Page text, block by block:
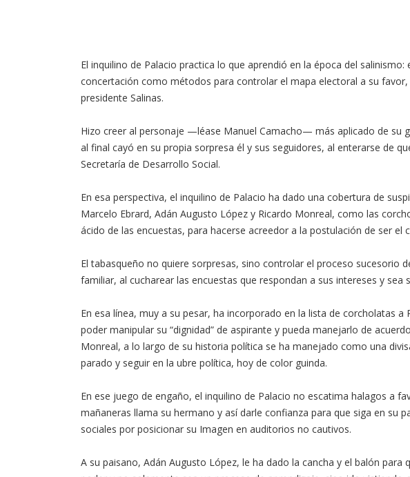
El inquilino de Palacio practica lo que aprendió en la época del salinismo:
concertación como métodos para controlar el mapa electoral a su
presidente Salinas.
Hizo creer al personaje —léase Manuel Camacho— más aplicado de su
al final cayó en su propia sorpresa él y sus seguidores, al enterarse de
Secretaría de Desarrollo Social.
En esa perspectiva, el inquilino de Palacio ha dado una cobertura de
Marcelo Ebrard, Adán Augusto López y Ricardo Monreal, como las
ácido de las encuestas, para hacerse acreedor a la postulación de ser el
El tabasqueño no quiere sorpresas, sino controlar el proceso sucesorio
familiar, al cucharear las encuestas que respondan a sus intereses y
En esa línea, muy a su pesar, ha incorporado en la lista de corcholatas
poder manipular su “dignidad” de aspirante y pueda manejarlo de
Monreal, a lo largo de su historia política se ha manejado como una
parado y seguir en la ubre política, hoy de color guinda.
En ese juego de engaño, el inquilino de Palacio no escatima halagos a
mañaneras llama su hermano y así darle confianza para que siga en su
sociales por posicionar su Imagen en auditorios no cautivos.
A su paisano, Adán Augusto López, le ha dado la cancha y el balón para